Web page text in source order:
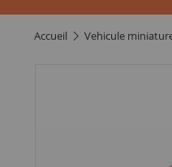
accueil vehicule